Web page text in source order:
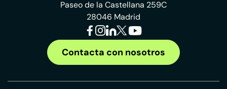
Paseo de la Castellana 259C
28046 Madrid
Contacta con nosotros